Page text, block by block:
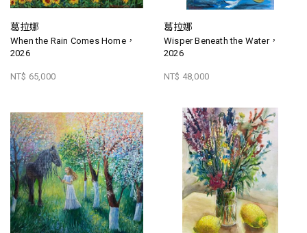
葛拉娜
When the Rain Comes Home，
2026
NT$ 65,000
葛拉娜
Wisper Beneath the Water，
2026
NT$ 48,000